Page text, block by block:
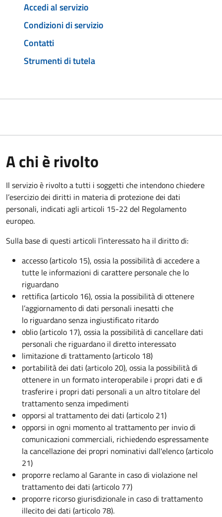
Accedi al servizio
Condizioni di servizio
Contatti
Strumenti di tutela
A chi è rivolto
Il servizio è rivolto a tutti i soggetti che intendono chiedere
l’esercizio dei diritti in materia di protezione dei dati
personali, indicati agli articoli 15-22 del Regolamento
europeo.
Sulla base di questi articoli l’interessato ha il diritto di:
accesso (articolo 15), ossia la possibilità di accedere a
tutte le informazioni di carattere personale che lo
riguardano
rettifica (articolo 16), ossia la possibilità di ottenere
l’aggiornamento di dati personali inesatti che
lo riguardano senza ingiustificato ritardo
oblio (articolo 17), ossia la possibilità di cancellare dati
personali che riguardano il diretto interessato
limitazione di trattamento (articolo 18)
portabilità dei dati (articolo 20), ossia la possibilità di
ottenere in un formato interoperabile i propri dati e di
trasferire i propri dati personali a un altro titolare del
trattamento senza impedimenti
opporsi al trattamento dei dati (articolo 21)
opporsi in ogni momento al trattamento per invio di
comunicazioni commerciali, richiedendo espressamente
la cancellazione dei propri nominativi dall'elenco (articolo
21)
proporre reclamo al Garante in caso di violazione nel
trattamento dei dati (articolo 77)
proporre ricorso giurisdizionale in caso di trattamento
illecito dei dati (articolo 78).